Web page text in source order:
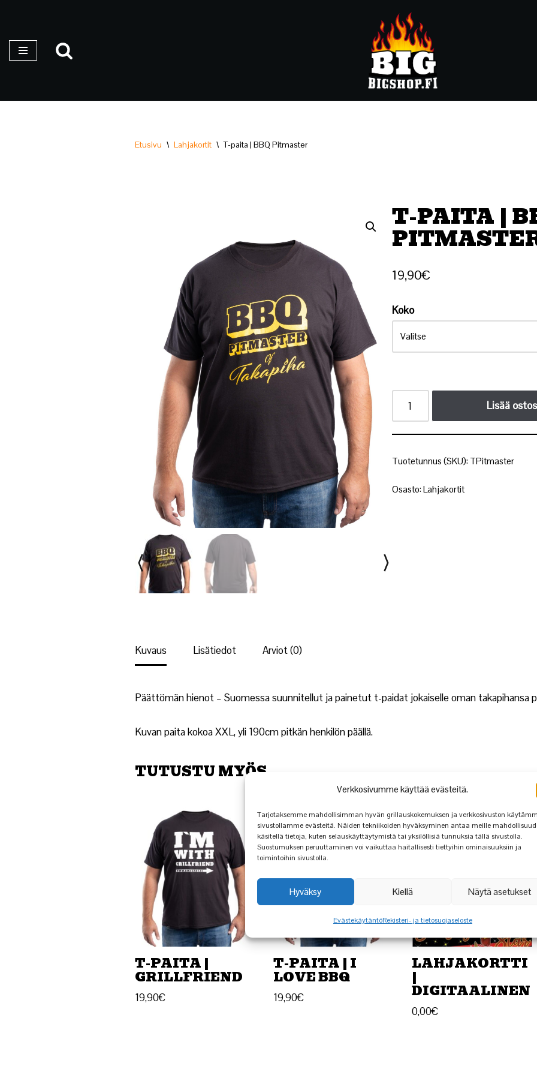
Verkkosivumme käyttää evästeitä.
Tarjotaksemme mahdollisimman hyvän grillauskokemuksen ja verkkosivuston
sivustollamme evästeitä. Näiden tekniikoiden hyväksyminen antaa meille
käsitellä tietoja, kuten selauskäyttäytymistä tai yksilöllisiä tunnuksia tällä sivustolla.
Suostumuksen peruuttaminen voi vaikuttaa haitallisesti tiettyihin ominaisuuksiin ja
toimintoihin sivustolla.
Hyväksy Kiellä Näytä asetukset
EvästekäytäntöRekisteri- ja tietosuojaseloste
suoraan
Etusivu \ Lahjakortit \ T-paita | BBQ Pitmaster
T-PAITA |
19,90€
Koko
Lisää
Tuotetunnus (SKU): TPitmaster
Osasto:Lahjakortit
Kuvaus Lisätiedot Arviot (0)
Päättömän hienot – Suomessa suunnitellut ja painetut t-paidat jokaiselle oman takapihansa
Kuvan paita kokoa XXL, yli 190cm pitkän henkilön päällä.
TUTUSTU MYÖS
T-PAITA |
GRILLFRIEND
19,90€
T-PAITA | I
LOVE BBQ
19,90€
LAHJAKORTTI
|
DIGITAALINEN
0,00€